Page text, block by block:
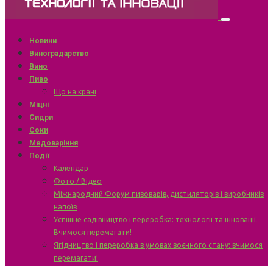
Новини
Виноградарство
Вино
Пиво
Що на крані
Міцні
Сидри
Соки
Медоваріння
Події
Календар
Фото / Відео
Міжнародний Форум пивоварів, дистиляторів і виробників
напоїв
Успішне садівництво і переробка: технології та інновації.
Вчимося перемагати!
Ягідництво і переробка в умовах воєнного стану: вчимося
перемагати!